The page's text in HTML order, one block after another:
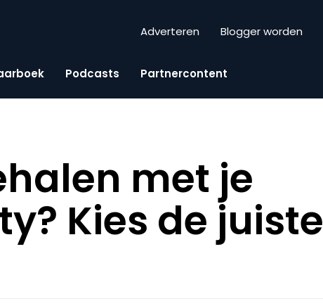
Adverteren Blogger worden
Podcasts Partnercontent
met je
Kies de juiste